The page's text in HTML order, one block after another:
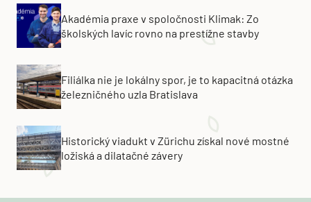
Akadémia praxe v spoločnosti Klimak: Zo
školských lavíc rovno na prestížne stavby
Filiálka nie je lokálny spor, je to kapacitná otázka
železničného uzla Bratislava
Historický viadukt v Zürichu získal nové mostné
ložiská a dilatačné závery